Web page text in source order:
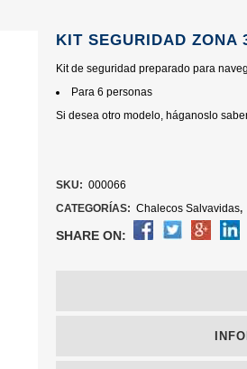
KIT SEGURIDAD ZONA
Kit de seguridad preparado para
Para 6 personas
Si desea otro modelo, háganoslo
SKU: 000066
CATEGORÍAS: Chalecos Salvavidas,
SHARE ON: